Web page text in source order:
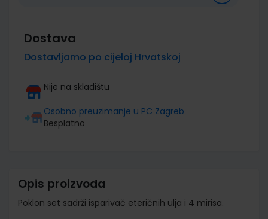
Dostava
Dostavljamo po cijeloj Hrvatskoj
Nije na skladištu
Osobno preuzimanje u PC Zagreb
Besplatno
Opis proizvoda
Poklon set sadrži isparivač eteričnih ulja i 4 mirisa.